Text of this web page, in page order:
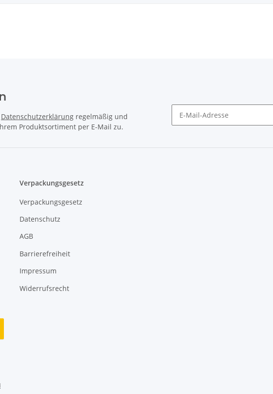
Datenschutzerklärung regelmäßig und
Produktsortiment per E-Mail zu.
Verpackungsgesetz
Verpackungsgesetz
Datenschutz
AGB
Barrierefreiheit
Impressum
Widerrufsrecht